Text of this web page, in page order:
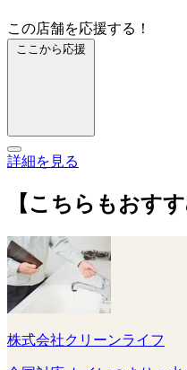
この店舗を応援する！
ここから応援
詳細を見る
【こちらもおすす
株式会社クリーンライフ